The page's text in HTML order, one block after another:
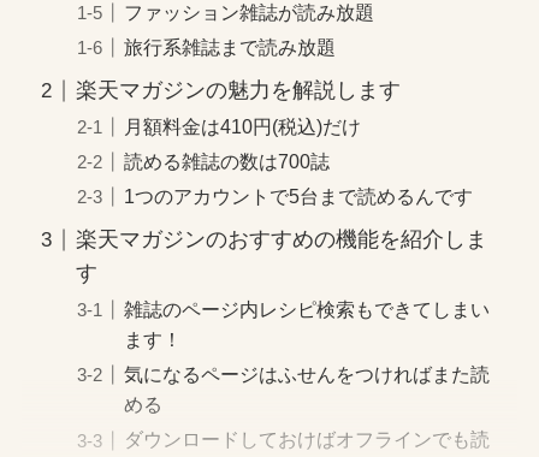
ファッション雑誌が読み放題
旅行系雑誌まで読み放題
楽天マガジンの魅力を解説します
月額料金は410円(税込)だけ
読める雑誌の数は700誌
1つのアカウントで5台まで読めるんです
楽天マガジンのおすすめの機能を紹介しま
す
雑誌のページ内レシピ検索もできてしまい
ます！
気になるページはふせんをつければまた読
める
ダウンロードしておけばオフラインでも読